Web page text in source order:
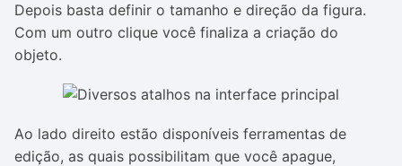
Depois basta definir o tamanho e direção da figura.
Com um outro clique você finaliza a criação do
objeto.
Ao lado direito estão disponíveis ferramentas de
edição, as quais possibilitam que você apague,